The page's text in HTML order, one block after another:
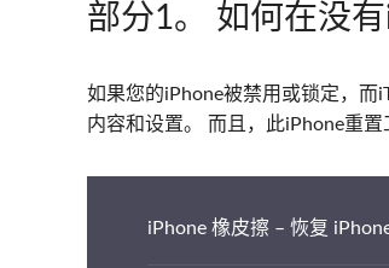
部分1。 如何在没
如果您的iPhone被禁用或锁定，而
内容和设置。 而且，此iPhone重
iPhone 橡皮擦 – 恢复